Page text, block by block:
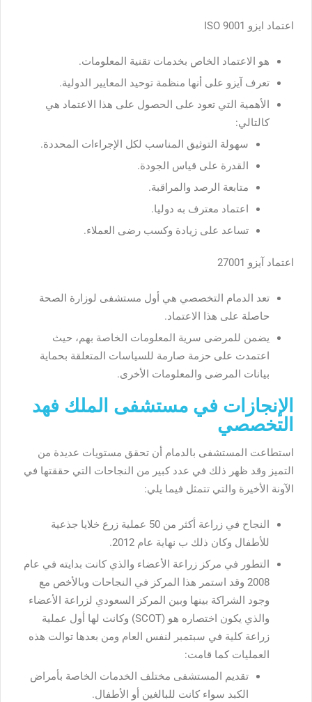
اعتماد ایزو ISO 9001
هو الاعتماد الخاص بخدمات تقنية المعلومات.
تعرف آيزو على أنها منظمة توحيد المعايير الدولية.
الأهمية التي تعود على الحصول على هذا الاعتماد هي
كالتالي:
سهولة التوثيق المناسب لكل الإجراءات المحددة.
القدرة على قياس الجودة.
متابعة الرصد والمراقبة.
اعتماد معترف به دوليا.
تساعد على زيادة وكسب رضى العملاء.
اعتماد آيزو 27001
تعد الدمام التخصصي هي أول مستشفى لوزارة الصحة
حاصلة على هذا الاعتماد.
يضمن للمرضى سرية المعلومات الخاصة بهم، حيث
اعتمدت على حزمة صارمة للسياسات المتعلقة بحماية
بيانات المرضى والمعلومات الأخرى.
الإنجازات في مستشفى الملك فهد
التخصصي
استطاعت المستشفى بالدمام أن تحقق مستويات عديدة من
التميز وقد ظهر ذلك في عدد كبير من النجاحات التي حققتها في
الآونة الأخيرة والتي تتمثل فيما يلي:
النجاح في زراعة أكثر من 50 عملية زرع خلايا جذعية
للأطفال وكان ذلك ب نهاية عام 2012.
التطور في مركز زراعة الأعضاء والذي كانت بدايته في عام
2008 وقد استمر هذا المركز في النجاحات وبالأخص مع
وجود الشراكة بينها وبين المركز السعودي لزراعة الأعضاء
والذي يكون اختصاره هو (SCOT) وكانت لها أول عملية
زراعة كلية في سبتمبر لنفس العام ومن بعدها توالت هذه
العمليات كما قامت:
تقديم المستشفى مختلف الخدمات الخاصة بأمراض
الكبد سواء كانت للبالغين أو الأطفال.